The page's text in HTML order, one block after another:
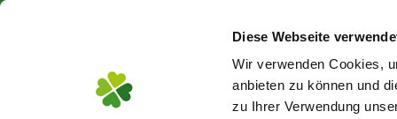
Diese Webseite
Wir verwenden Cookies,
anbieten zu können und
zu Ihrer Verwendung